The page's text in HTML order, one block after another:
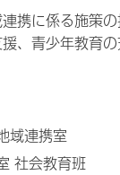
携に係る施策
、青少年教育
域連携室
社会教育班